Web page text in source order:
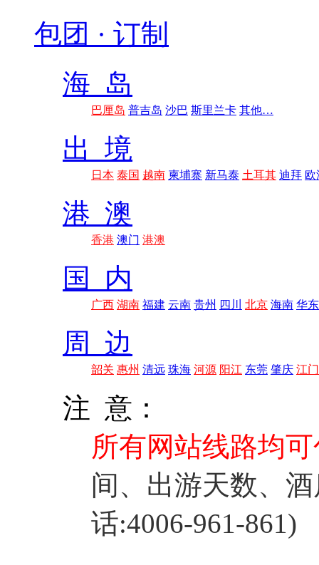
包团 · 订制
海 岛
巴厘岛 普吉岛 沙巴 斯里兰卡 其他…
出 境
日本 泰国 越南 柬埔寨 新马泰 土耳其 迪拜 欧
港 澳
香港 澳门 港澳
国 内
广西 湖南 福建 云南 贵州 四川 北京 海南 华东
周 边
韶关 惠州 清远 珠海 河源 阳江 东莞 肇庆 江门
注 意：
所有网站线路均
间、出游天数、
话:4006-961-861)